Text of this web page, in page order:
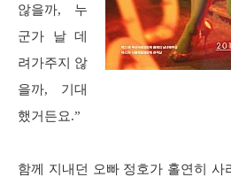
않을까, 누
군가 날 데
려가주지 않
을까, 기대
했거든요.”
함께 지내던 오빠 정호가 홀연히 사